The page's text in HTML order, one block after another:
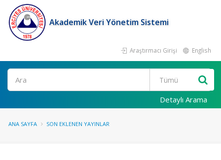
Akademik Veri Yönetim Sistemi
Araştırmacı Girişi English
Ara
Detaylı Arama
ANA SAYFA SON EKLENEN YAYINLAR